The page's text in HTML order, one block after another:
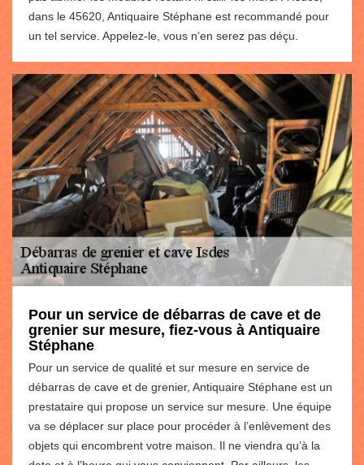
dans le 45620, Antiquaire Stéphane est recommandé pour
un tel service. Appelez-le, vous n’en serez pas déçu.
Pour un service de débarras de cave et de
grenier sur mesure, fiez-vous à Antiquaire
Stéphane
Pour un service de qualité et sur mesure en service de
débarras de cave et de grenier, Antiquaire Stéphane est un
prestataire qui propose un service sur mesure. Une équipe
va se déplacer sur place pour procéder à l’enlèvement des
objets qui encombrent votre maison. Il ne viendra qu’à la